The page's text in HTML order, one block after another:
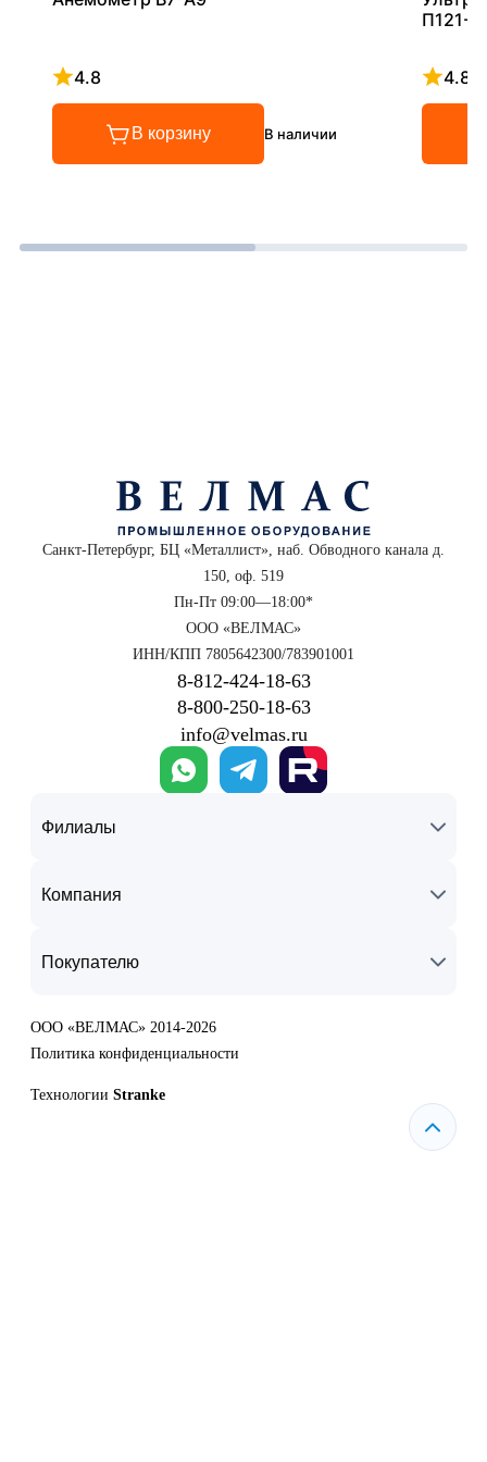
4.8
Рейтинг 4.8 из 5
В корзину В наличии
П121-
4.8
Санкт-Петербург, БЦ «Металлист», наб. Обводного канала д.
150, оф. 519
Пн-Пт 09:00—18:00*
ООО «ВЕЛМАС»
ИНН/КПП 7805642300/783901001
8‑812‑424‑18‑63
8‑800‑250‑18‑63
info@velmas.ru
Филиалы
Компания
Покупателю
ООО «ВЕЛМАС» 2014-2026
Политика конфиденциальности
Технологии Stranke